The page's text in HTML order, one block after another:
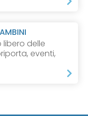
libero delle
eventi,